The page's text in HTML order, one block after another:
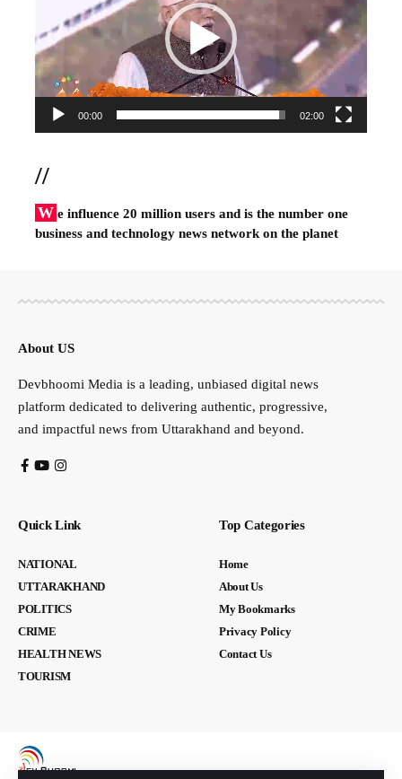
00:00 02:00
//
W e influence 20 million users and is the number one
business and technology news network on the planet
About US
Devbhoomi Media is a leading, unbiased digital news
platform dedicated to delivering authentic, progressive,
and impactful news from Uttarakhand and beyond.
Quick Link
NATIONAL
UTTARAKHAND
POLITICS
CRIME
HEALTH NEWS
TOURISM
Top Categories
Home
About Us
My Bookmarks
Privacy Policy
Contact Us